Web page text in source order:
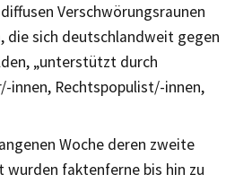
Verschwörungsraunen
die sich deutschlandweit gegen
„unterstützt durch
innen, Rechtspopulist/-innen,
Woche deren zweite
faktenferne bis hin zu